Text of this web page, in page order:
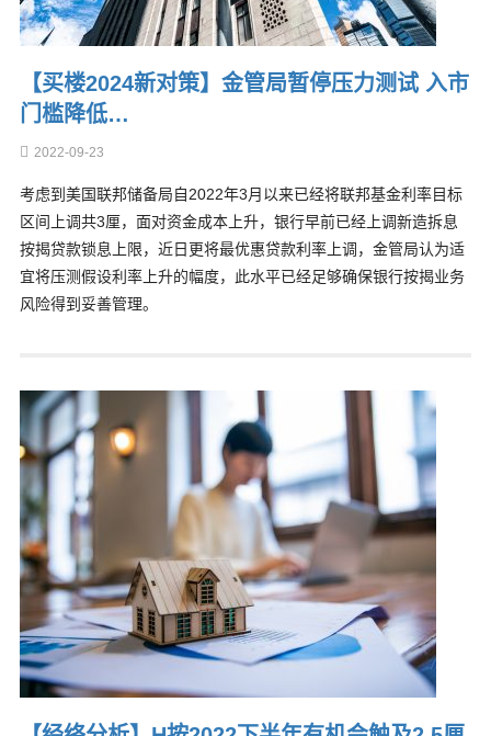
【买楼2024新对策】金管局暂停压力测试 入市
门槛降低…
2022-09-23
考虑到美国联邦储备局自2022年3月以来已经将联邦基金利率目标
区间上调共3厘，面对资金成本上升，银行早前已经上调新造拆息
按揭贷款锁息上限，近日更将最优惠贷款利率上调，金管局认为适
宜将压测假设利率上升的幅度，此水平已经足够确保银行按揭业务
风险得到妥善管理。